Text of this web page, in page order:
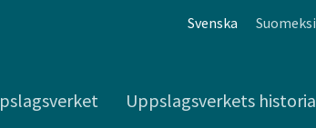
Svenska Suomeksi
Uppslagsverkets historia